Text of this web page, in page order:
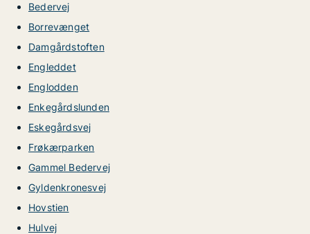
Bedervej
Borrevænget
Damgårdstoften
Engleddet
Englodden
Enkegårdslunden
Eskegårdsvej
Frøkærparken
Gammel Bedervej
Gyldenkronesvej
Hovstien
Hulvej